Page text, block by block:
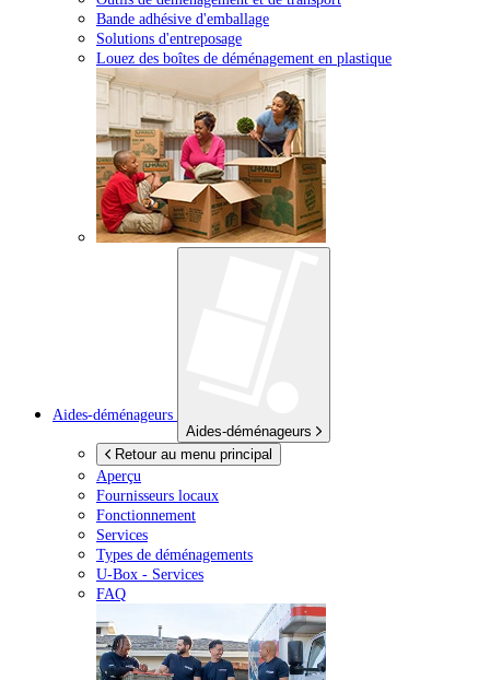
Bande adhésive d'emballage
Solutions d'entreposage
Louez des boîtes de déménagement en plastique
Aides-déménageurs
Aides-déménageurs
Retour au menu principal
Aperçu
Fournisseurs locaux
Fonctionnement
Services
Types de déménagements
U-Box - Services
FAQ